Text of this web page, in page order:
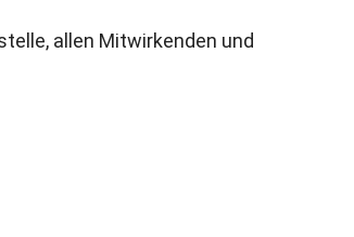
allen Mitwirkenden und